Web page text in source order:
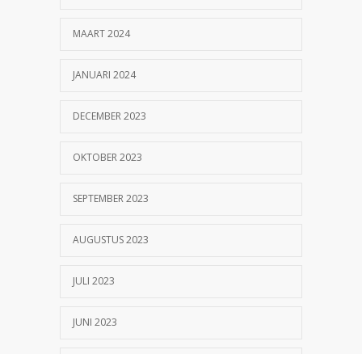
MAART 2024
JANUARI 2024
DECEMBER 2023
OKTOBER 2023
SEPTEMBER 2023
AUGUSTUS 2023
JULI 2023
JUNI 2023